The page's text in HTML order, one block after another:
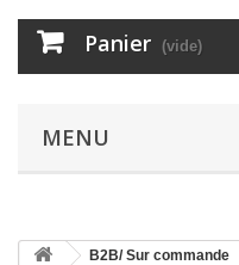
Panier (vide)
MENU
B2B/ Sur commande